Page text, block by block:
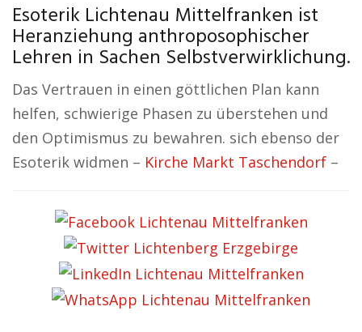
Esoterik Lichtenau Mittelfranken ist
Heranziehung anthroposophischer
Lehren in Sachen Selbstverwirklichung.
Das Vertrauen in einen göttlichen Plan kann
helfen, schwierige Phasen zu überstehen und
den Optimismus zu bewahren. sich ebenso der
Esoterik widmen – Kirche Markt Taschendorf –